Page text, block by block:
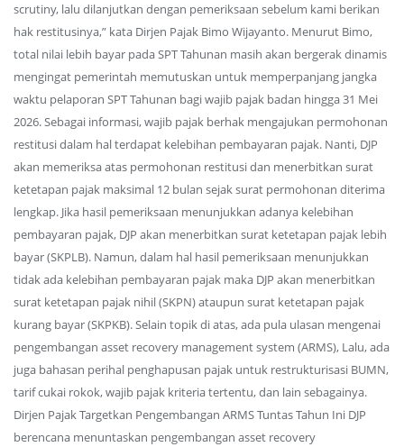
scrutiny, lalu dilanjutkan dengan pemeriksaan sebelum kami berikan
hak restitusinya,” kata Dirjen Pajak Bimo Wijayanto. Menurut Bimo,
total nilai lebih bayar pada SPT Tahunan masih akan bergerak dinamis
mengingat pemerintah memutuskan untuk memperpanjang jangka
waktu pelaporan SPT Tahunan bagi wajib pajak badan hingga 31 Mei
2026. Sebagai informasi, wajib pajak berhak mengajukan permohonan
restitusi dalam hal terdapat kelebihan pembayaran pajak. Nanti, DJP
akan memeriksa atas permohonan restitusi dan menerbitkan surat
ketetapan pajak maksimal 12 bulan sejak surat permohonan diterima
lengkap. Jika hasil pemeriksaan menunjukkan adanya kelebihan
pembayaran pajak, DJP akan menerbitkan surat ketetapan pajak lebih
bayar (SKPLB). Namun, dalam hal hasil pemeriksaan menunjukkan
tidak ada kelebihan pembayaran pajak maka DJP akan menerbitkan
surat ketetapan pajak nihil (SKPN) ataupun surat ketetapan pajak
kurang bayar (SKPKB). Selain topik di atas, ada pula ulasan mengenai
pengembangan asset recovery management system (ARMS), Lalu, ada
juga bahasan perihal penghapusan pajak untuk restrukturisasi BUMN,
tarif cukai rokok, wajib pajak kriteria tertentu, dan lain sebagainya.
Dirjen Pajak Targetkan Pengembangan ARMS Tuntas Tahun Ini DJP
berencana menuntaskan pengembangan asset recovery